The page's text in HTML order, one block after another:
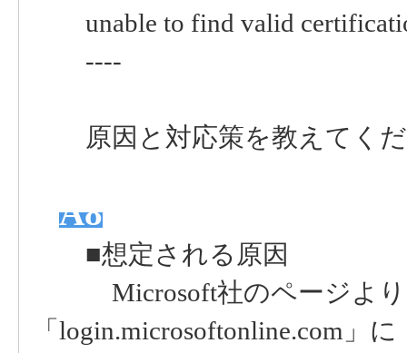
unable to find valid
----
原因と対応策を教えてくだ
A8
■想定される原因
Microsoft社のページより
「login.microsoftonline.com」に